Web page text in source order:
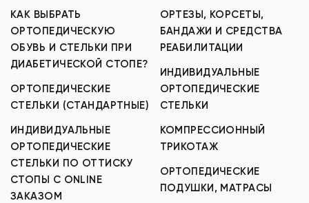
КАК ВЫБРАТЬ
ОРТОПЕДИЧЕСКУЮ
ОБУВЬ И СТЕЛЬКИ ПРИ
ДИАБЕТИЧЕСКОЙ СТОПЕ?
ОРТОПЕДИЧЕСКИЕ
СТЕЛЬКИ (СТАНДАРТНЫЕ)
ИНДИВИДУАЛЬНЫЕ
ОРТОПЕДИЧЕСКИЕ
СТЕЛЬКИ ПО ОТТИСКУ
СТОПЫ С ONLINE
ЗАКАЗОМ
ОРТЕЗЫ, КОРСЕТЫ,
БАНДАЖИ И СРЕДСТВА
РЕАБИЛИТАЦИИ
ИНДИВИДУАЛЬНЫЕ
ОРТОПЕДИЧЕСКИЕ
СТЕЛЬКИ
КОМПРЕССИОННЫЙ
ТРИКОТАЖ
ОРТОПЕДИЧЕСКИЕ
ПОДУШКИ, МАТРАСЫ